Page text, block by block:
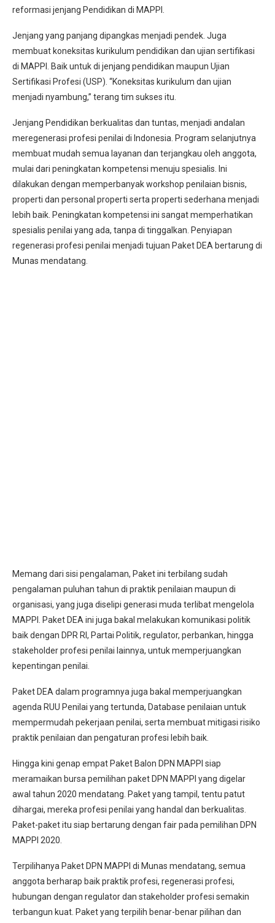
reformasi jenjang Pendidikan di MAPPI.
Jenjang yang panjang dipangkas menjadi pendek. Juga
membuat koneksitas kurikulum pendidikan dan ujian sertifikasi
di MAPPI. Baik untuk di jenjang pendidikan maupun Ujian
Sertifikasi Profesi (USP). “Koneksitas kurikulum dan ujian
menjadi nyambung,” terang tim sukses itu.
Jenjang Pendidikan berkualitas dan tuntas, menjadi andalan
meregenerasi profesi penilai di Indonesia. Program selanjutnya
membuat mudah semua layanan dan terjangkau oleh anggota,
mulai dari peningkatan kompetensi menuju spesialis. Ini
dilakukan dengan memperbanyak workshop penilaian bisnis,
properti dan personal properti serta properti sederhana menjadi
lebih baik. Peningkatan kompetensi ini sangat memperhatikan
spesialis penilai yang ada, tanpa di tinggalkan. Penyiapan
regenerasi profesi penilai menjadi tujuan Paket DEA bertarung di
Munas mendatang.
Memang dari sisi pengalaman, Paket ini terbilang sudah
pengalaman puluhan tahun di praktik penilaian maupun di
organisasi, yang juga diselipi generasi muda terlibat mengelola
MAPPI. Paket DEA ini juga bakal melakukan komunikasi politik
baik dengan DPR RI, Partai Politik, regulator, perbankan, hingga
stakeholder profesi penilai lainnya, untuk memperjuangkan
kepentingan penilai.
Paket DEA dalam programnya juga bakal memperjuangkan
agenda RUU Penilai yang tertunda, Database penilaian untuk
mempermudah pekerjaan penilai, serta membuat mitigasi risiko
praktik penilaian dan pengaturan profesi lebih baik.
Hingga kini genap empat Paket Balon DPN MAPPI siap
meramaikan bursa pemilihan paket DPN MAPPI yang digelar
awal tahun 2020 mendatang. Paket yang tampil, tentu patut
dihargai, mereka profesi penilai yang handal dan berkualitas.
Paket-paket itu siap bertarung dengan fair pada pemilihan DPN
MAPPI 2020.
Terpilihanya Paket DPN MAPPI di Munas mendatang, semua
anggota berharap baik praktik profesi, regenerasi profesi,
hubungan dengan regulator dan stakeholder profesi semakin
terbangun kuat. Paket yang terpilih benar-benar pilihan dan